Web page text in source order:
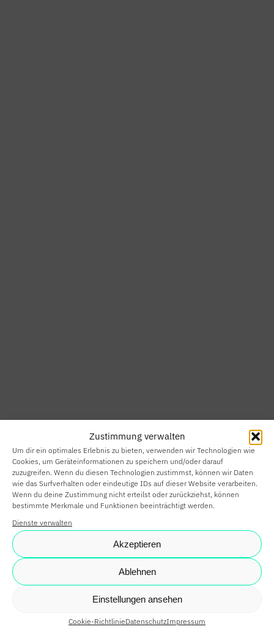
Zustimmung verwalten
Um dir ein optimales Erlebnis zu bieten, verwenden wir Technologien wie
Cookies, um Geräteinformationen zu speichern und/oder darauf
zuzugreifen. Wenn du diesen Technologien zustimmst, können wir Daten
wie das Surfverhalten oder eindeutige IDs auf dieser Website verarbeiten.
Wenn du deine Zustimmung nicht erteilst oder zurückziehst, können
bestimmte Merkmale und Funktionen beeinträchtigt werden.
Dienste verwalten
Akzeptieren
Ablehnen
Einstellungen ansehen
Cookie-RichtlinieDatenschutzImpressum
HOME
SMART
BUILDING
SMARTE
PARTNER
KARRIERE
NEWS
SHOP